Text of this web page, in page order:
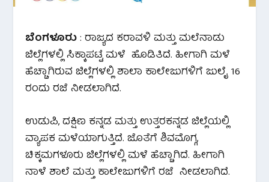
ಬೆಂಗಳೂರು: ರಾಜ್ಯದ ಕರಾವಳಿ ಮತ್ತು ಮಲೆನಾಡು
ಜಿಲ್ಲೆಗಳಲ್ಲಿ ಸಿಕ್ಕಾಪಟ್ಟೆ ಮಳೆ ಹೊಡಿತಿದೆ. ಹೀಗಾಗಿ ಮಳೆ
ಹೆಚ್ಚಾಗಿರುವ ಜಿಲ್ಲೆಗಳಲ್ಲಿ ಶಾಲಾ ಕಾಲೇಜುಗಳಿಗೆ ಜುಲೈ 16
ರಂದು ರಜೆ ನೀಡಲಾಗಿದೆ.
ಉಡುಪಿ, ದಕ್ಷಿಣ ಕನ್ನಡ ಮತ್ತು ಉತ್ತರಕನ್ನಡ ಜಿಲ್ಲೆಯಲ್ಲಿ
ವ್ಯಾಪಕ ಮಳೆಯಾಗುತ್ತಿದೆ. ಜೊತೆಗೆ ಶಿವಮೊಗ್ಗ,
ಚಿಕ್ಕಮಗಳೂರು ಜಿಲ್ಲೆಗಳಲ್ಲಿ ಮಳೆ ಹೆಚ್ಚಾಗಿದೆ. ಹೀಗಾಗಿ
ನಾಳೆ ಶಾಲೆ ಮತ್ತು ಕಾಲೇಜುಗಳಿಗೆ ರಜೆ ನೀಡಲಾಗಿದೆ.